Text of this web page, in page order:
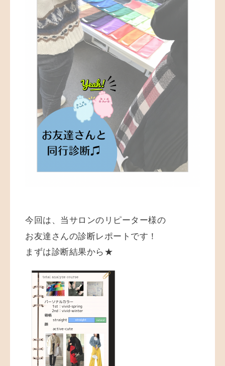
今回は、当サロンのリピーター様の
お友達さんの診断レポートです！
まずは診断結果から★